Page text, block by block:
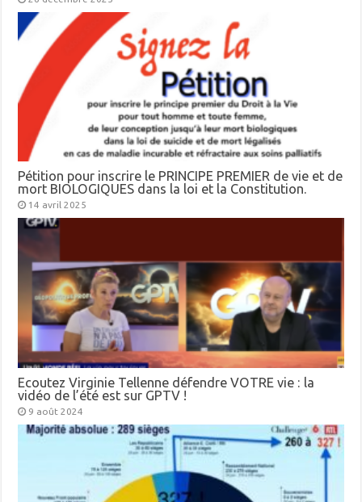
Pétition pour inscrire le PRINCIPE PREMIER de vie et de
mort BIOLOGIQUES dans la loi et la Constitution.
14 avril 2025
Ecoutez Virginie Tellenne défendre VOTRE vie : la
vidéo de l’été est sur GPTV !
9 août 2024